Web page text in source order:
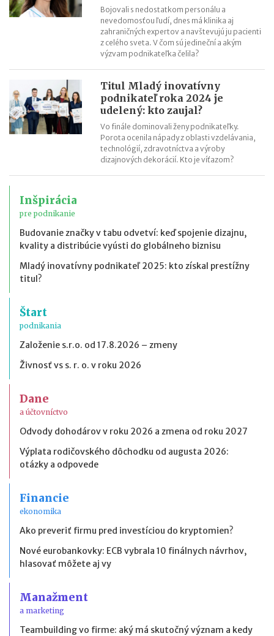
Bojovali s nedostatkom personálu a
nevedomosťou ľudí, dnes má klinika aj
zahraničných expertov a navštevujú ju pacienti
z celého sveta. V čom sú jedineční a akým
výzvam podnikateľka čelila?
Titul Mladý inovatívny
podnikateľ roka 2024 je
udelený: kto zaujal?
Vo finále dominovali ženy podnikateľky.
Porota ocenila nápady z oblasti vzdelávania,
technológií, zdravotníctva a výroby
dizajnových dekorácií. Kto je víťazom?
Inšpirácia
pre podnikanie
Budovanie značky v tabu odvetví: keď spojenie dizajnu,
kvality a distribúcie vyústi do globálneho biznisu
Mladý inovatívny podnikateľ 2025: kto získal prestížny
titul?
Štart
podnikania
Založenie s.r.o. od 17.8.2026 – zmeny
Živnosť vs s. r. o. v roku 2026
Dane
a účtovníctvo
Odvody dohodárov v roku 2026 a zmena od roku 2027
Výplata rodičovského dôchodku od augusta 2026:
otázky a odpovede
Financie
ekonomika
Ako preveriť firmu pred investíciou do kryptomien?
Nové eurobankovky: ECB vybrala 10 finálnych návrhov,
hlasovať môžete aj vy
Manažment
a marketing
Teambuilding vo firme: aký má skutočný význam a kedy